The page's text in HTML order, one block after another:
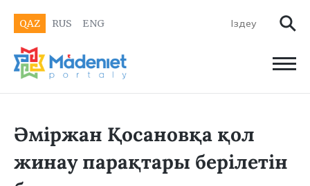
QAZ RUS ENG
Әміржан Қосановқа қол
жинау парақтары берілетін